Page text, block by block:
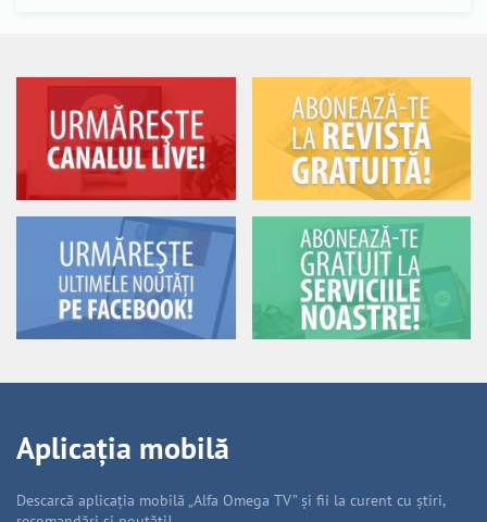
Aplicația mobilă
Descarcă aplicația mobilă „Alfa Omega TV” și fii la curent cu știri,